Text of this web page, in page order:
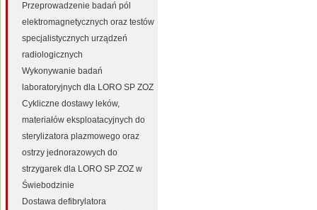
Przeprowadzenie badań pól
elektromagnetycznych oraz testów
specjalistycznych urządzeń
radiologicznych
Wykonywanie badań
laboratoryjnych dla LORO SP ZOZ
Cykliczne dostawy leków,
materiałów eksploatacyjnych do
sterylizatora plazmowego oraz
ostrzy jednorazowych do
strzygarek dla LORO SP ZOZ w
Świebodzinie
Dostawa defibrylatora